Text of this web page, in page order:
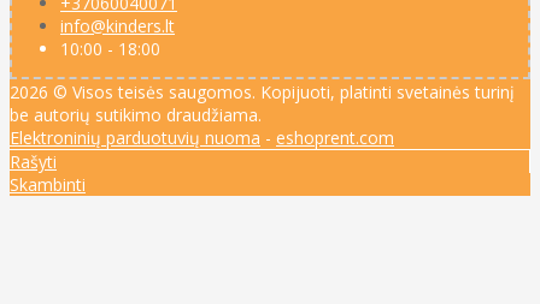
info@kinders.lt
10:00 - 18:00
2026 © Visos teisės saugomos. Kopijuoti, platinti svetainės turinį
be autorių sutikimo draudžiama.
Elektroninių parduotuvių nuoma - eshoprent.com
Rašyti
Skambinti